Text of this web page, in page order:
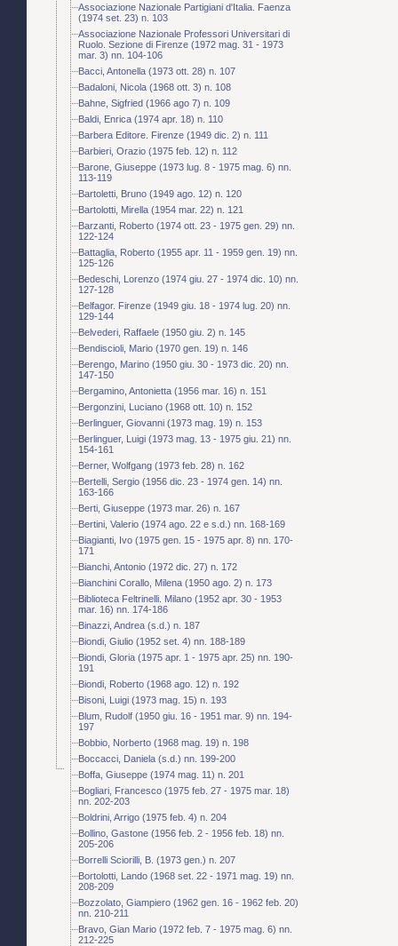
Associazione Nazionale Partigiani d'Italia. Faenza
(1974 set. 23) n. 103
Associazione Nazionale Professori Universitari di
Ruolo. Sezione di Firenze (1972 mag. 31 - 1973
mar. 3) nn. 104-106
Bacci, Antonella (1973 ott. 28) n. 107
Badaloni, Nicola (1968 ott. 3) n. 108
Bahne, Sigfried (1966 ago 7) n. 109
Baldi, Enrica (1974 apr. 18) n. 110
Barbera Editore. Firenze (1949 dic. 2) n. 111
Barbieri, Orazio (1975 feb. 12) n. 112
Barone, Giuseppe (1973 lug. 8 - 1975 mag. 6) nn.
113-119
Bartoletti, Bruno (1949 ago. 12) n. 120
Bartolotti, Mirella (1954 mar. 22) n. 121
Barzanti, Roberto (1974 ott. 23 - 1975 gen. 29) nn.
122-124
Battaglia, Roberto (1955 apr. 11 - 1959 gen. 19) nn.
125-126
Bedeschi, Lorenzo (1974 giu. 27 - 1974 dic. 10) nn.
127-128
Belfagor. Firenze (1949 giu. 18 - 1974 lug. 20) nn.
129-144
Belvederi, Raffaele (1950 giu. 2) n. 145
Bendiscioli, Mario (1970 gen. 19) n. 146
Berengo, Marino (1950 giu. 30 - 1973 dic. 20) nn.
147-150
Bergamino, Antonietta (1956 mar. 16) n. 151
Bergonzini, Luciano (1968 ott. 10) n. 152
Berlinguer, Giovanni (1973 mag. 19) n. 153
Berlinguer, Luigi (1973 mag. 13 - 1975 giu. 21) nn.
154-161
Berner, Wolfgang (1973 feb. 28) n. 162
Bertelli, Sergio (1956 dic. 23 - 1974 gen. 14) nn.
163-166
Berti, Giuseppe (1973 mar. 26) n. 167
Bertini, Valerio (1974 ago. 22 e s.d.) nn. 168-169
Biagianti, Ivo (1975 gen. 15 - 1975 apr. 8) nn. 170-
171
Bianchi, Antonio (1972 dic. 27) n. 172
Bianchini Corallo, Milena (1950 ago. 2) n. 173
Biblioteca Feltrinelli. Milano (1952 apr. 30 - 1953
mar. 16) nn. 174-186
Binazzi, Andrea (s.d.) n. 187
Biondi, Giulio (1952 set. 4) nn. 188-189
Biondi, Gloria (1975 apr. 1 - 1975 apr. 25) nn. 190-
191
Biondi, Roberto (1968 ago. 12) n. 192
Bisoni, Luigi (1973 mag. 15) n. 193
Blum, Rudolf (1950 giu. 16 - 1951 mar. 9) nn. 194-
197
Bobbio, Norberto (1968 mag. 19) n. 198
Boccacci, Daniela (s.d.) nn. 199-200
Boffa, Giuseppe (1974 mag. 11) n. 201
Bogliari, Francesco (1975 feb. 27 - 1975 mar. 18)
nn. 202-203
Boldrini, Arrigo (1975 feb. 4) n. 204
Bollino, Gastone (1956 feb. 2 - 1956 feb. 18) nn.
205-206
Borrelli Sciorilli, B. (1973 gen.) n. 207
Bortolotti, Lando (1968 set. 22 - 1971 mag. 19) nn.
208-209
Bozzolato, Giampiero (1962 gen. 16 - 1962 feb. 20)
nn. 210-211
Bravo, Gian Mario (1972 feb. 7 - 1975 mag. 6) nn.
212-225